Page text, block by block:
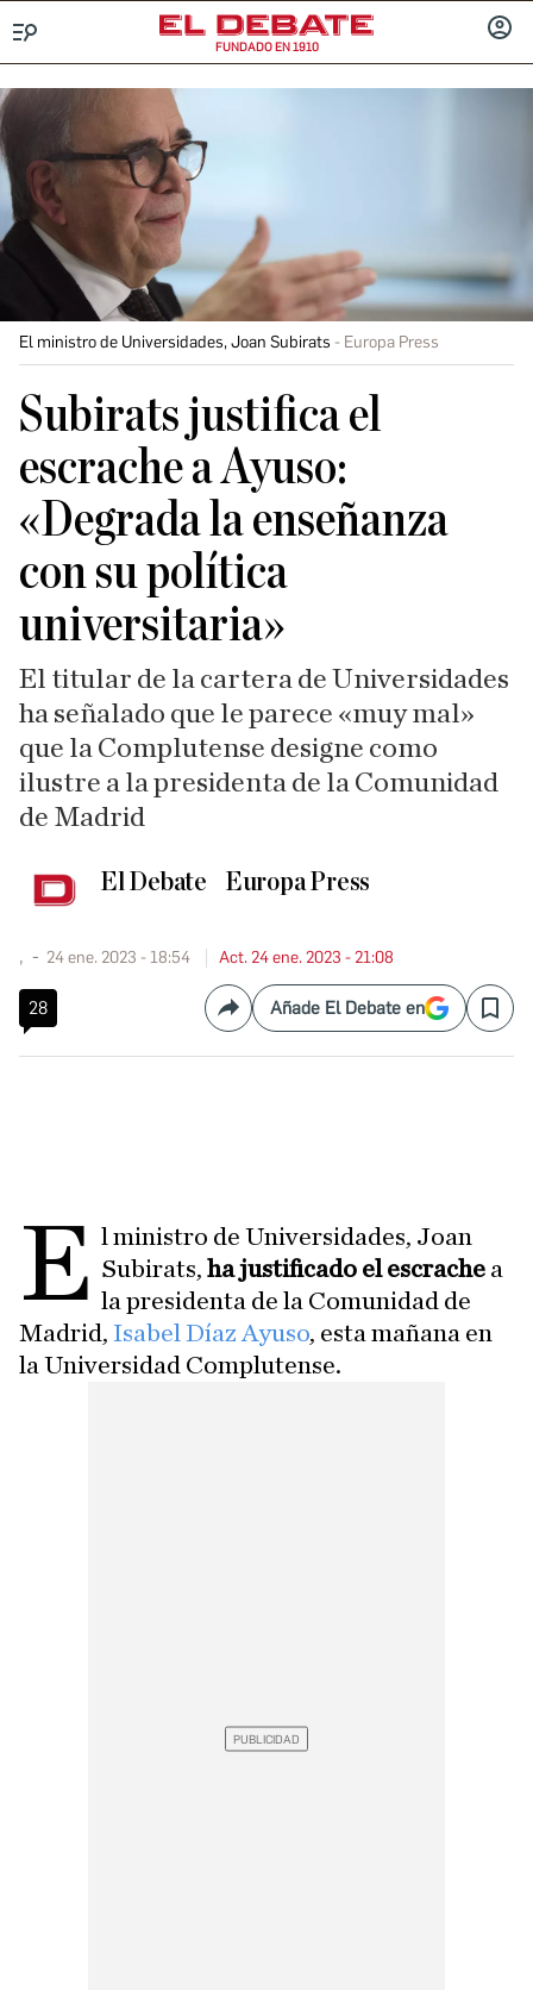
FUNDADO EN 1910
El ministro de Universidades, Joan Subirats Europa Press
Subirats justifica el
escrache a Ayuso:
«Degrada la enseñanza
con su política
universitaria»
El titular de la cartera de Universidades
ha señalado que le parece «muy mal»
que la Complutense designe como
ilustre a la presidenta de la Comunidad
de Madrid
El Debate Europa Press
, 24 ene. 2023 - 18:54 Act. 24 ene. 2023 - 21:08
28 CompartirAñade El Debate en Save
E l ministro de Universidades, Joan
Subirats,ha justificado el escrache a
la presidenta de la Comunidad de
Madrid, Isabel Díaz Ayuso, esta mañana en
la Universidad Complutense.